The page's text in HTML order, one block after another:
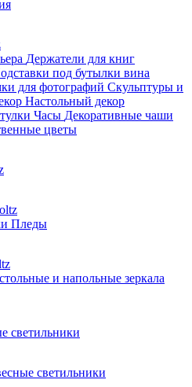
Держатели для книг
под бутылки вина
для фотографий Скульптуры и
Настольный декор
Часы Декоративные чаши
цветы
Пледы
и напольные зеркала
светильники
светильники